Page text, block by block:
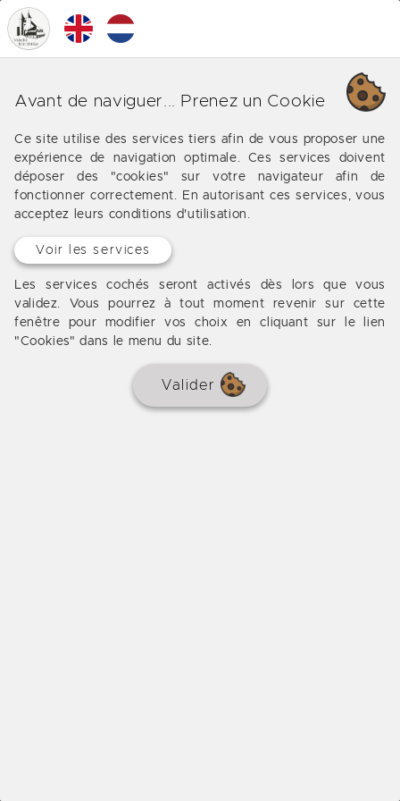
Nos différentes affaires à
Les offres de notre agence immobilière à Bordeaux
(Tivoli)
Aucun bien à afficher
Avant de naviguer... Prenez un Cookie
Ce site utilise des services tiers afin de vous proposer une
expérience de navigation optimale. Ces services doivent
déposer des "cookies" sur votre navigateur afin de
fonctionner correctement. En autorisant ces services, vous
acceptez leurs conditions d'utilisation.
Voir les services
Les services cochés seront activés dès lors que vous
validez. Vous pourrez à tout moment revenir sur cette
fenêtre pour modifier vos choix en cliquant sur le lien
"Cookies" dans le menu du site.
Valider